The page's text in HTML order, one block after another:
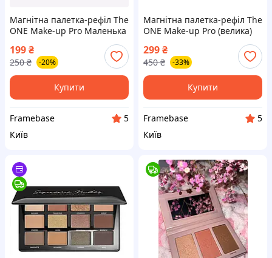
Магнітна палетка-рефіл The
ONE Make-up Pro Маленька
199₴
250 ₴ -20%
Купити
Framebase
5
Київ
Магнітна палетка-рефіл The
ONE Make-up Pro (велика)
299₴
450 ₴ -33%
Купити
Framebase
5
Київ